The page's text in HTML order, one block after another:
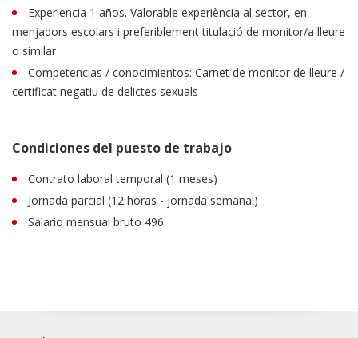
Experiencia 1 años. Valorable experiència al sector, en
menjadors escolars i preferiblement titulació de monitor/a lleure
o similar
Competencias / conocimientos: Carnet de monitor de lleure /
certificat negatiu de delictes sexuals
Condiciones del puesto de trabajo
Contrato laboral temporal (1 meses)
Jornada parcial (12 horas - jornada semanal)
Salario mensual bruto 496